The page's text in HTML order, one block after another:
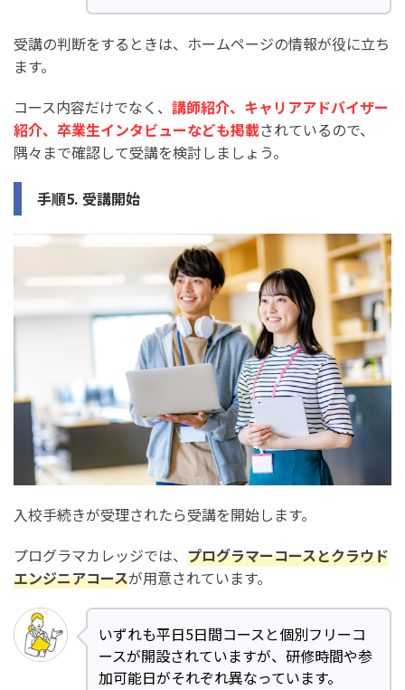
受講の判断をするときは、ホームページの情報が役に立ち
ます。
コース内容だけでなく、 講師紹介、キャリアアドバイザー
紹介、卒業生インタビューなども掲載されているので、
隅々まで確認して受講を検討しましょう。
手順5. 受講開始
入校手続きが受理されたら受講を開始します。
プログラマカレッジでは、 プログラマーコースとクラウド
エンジニアコースが用意されています。
いずれも平日5日間コースと個別フリーコ
ースが開設されていますが、研修時間や参
加可能日がそれぞれ異なっています。